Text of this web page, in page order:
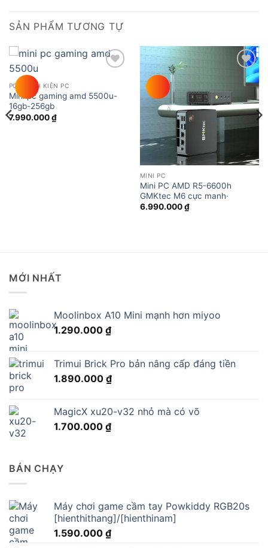
SẢN PHẨM TƯƠNG TỰ
PC - LINH KIỆN PC
Mini pc gaming amd 5500u-
16gb-256gb
7.990.000₫
Add to
wishlist
MINI PC
Mini PC AMD R5-6600h
GMKtec M6 cực manh·
6.990.000₫
MỚI NHẤT
Moolinbox A10 Mini mạnh hơn miyoo
1.290.000 ₫
Trimui Brick Pro bản nâng cấp đáng tiền
1.890.000 ₫
MagicX xu20-v32 nhỏ mà có võ
1.700.000 ₫
BÁN CHẠY
Máy chơi game cầm tay Powkiddy RGB20s
[hienthithang]/[hienthinam]
1.590.000 ₫